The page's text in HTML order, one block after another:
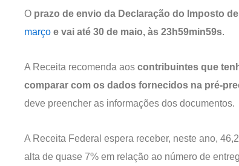
O prazo de envio da Declaração do Imposto
março e vai até 30 de maio, às 23h59min59s.
A Receita recomenda aos contribuintes que
comparar com os dados fornecidos na pré-
deve preencher as informações dos documentos.
A Receita Federal espera receber, neste ano,
alta de quase 7% em relação ao número de